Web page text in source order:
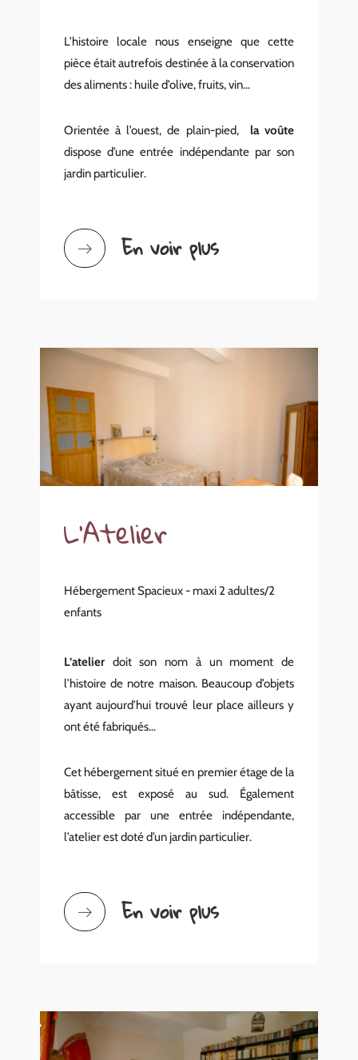
L’histoire locale nous enseigne que cette
pièce était autrefois destinée à la conservation
des aliments : huile d’olive, fruits, vin…
Orientée à l’ouest, de plain-pied, la voûte
dispose d’une entrée indépendante par son
jardin particulier.
En voir plus
L'Atelier
Hébergement Spacieux - maxi 2 adultes/2
enfants
L’atelier doit son nom à un moment de
l’histoire de notre maison. Beaucoup d’objets
ayant aujourd’hui trouvé leur place ailleurs y
ont été fabriqués…
Cet hébergement situé en premier étage de la
bâtisse, est exposé au sud. Également
accessible par une entrée indépendante,
l’atelier est doté d’un jardin particulier.
En voir plus